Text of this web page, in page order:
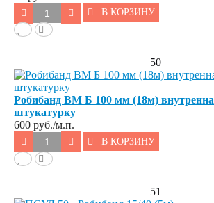
В КОРЗИНУ
50
Робибанд ВМ Б 100 мм (18м)
штукатурку
600 руб./м.п.
В КОРЗИНУ
51